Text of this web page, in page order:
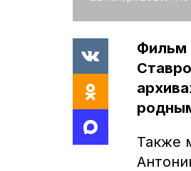
Фильм
Также